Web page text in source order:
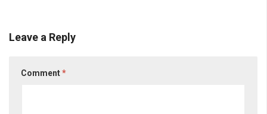
Leave a Reply
Comment*